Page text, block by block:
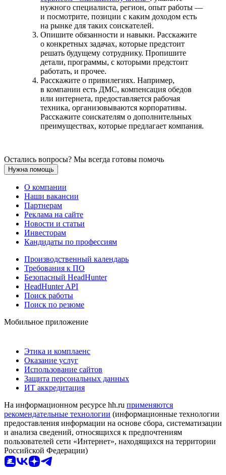
нужного специалиста, регион, опыт работы —
и посмотрите, позиции с каким доходом есть
на рынке для таких соискателей.
Опишите обязанности и навыки. Расскажите
о конкретных задачах, которые предстоит
решать будущему сотруднику. Пропишите
детали, программы, с которыми предстоит
работать, и прочее.
Расскажите о привилегиях. Например,
в компании есть ДМС, компенсация обедов
или интернета, предоставляется рабочая
техника, организовываются корпоративы.
Расскажите соискателям о дополнительных
преимуществах, которые предлагает компания.
Остались вопросы? Мы всегда готовы помочь
Нужна помощь
О компании
Наши вакансии
Партнерам
Реклама на сайте
Новости и статьи
Инвесторам
Кандидаты по профессиям
Производственный календарь
Требования к ПО
Безопасный HeadHunter
HeadHunter API
Поиск работы
Поиск по резюме
Мобильное приложение
Этика и комплаенс
Оказание услуг
Использование сайтов
Защита персональных данных
ИТ аккредитация
На информационном ресурсе hh.ru применяются
рекомендательные технологии (информационные технологии
предоставления информации на основе сбора, систематизации
и анализа сведений, относящихся к предпочтениям
пользователей сети «Интернет», находящихся на территории
Российской Федерации)